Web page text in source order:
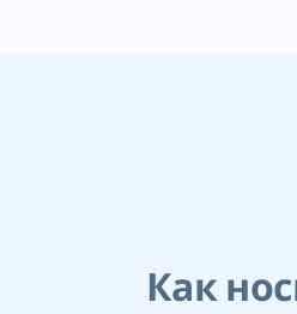
Как